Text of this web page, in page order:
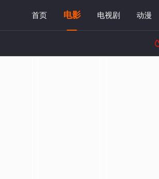
首页 电影 电视剧 动漫